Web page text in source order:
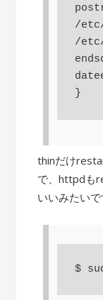
/
/
}
thinだけ
で、httpdも
いいみたいで
$